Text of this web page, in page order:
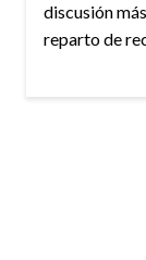
discusión
reparto de